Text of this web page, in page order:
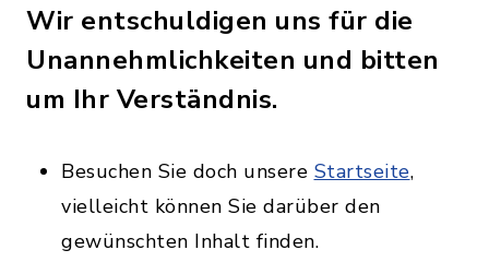
Wir entschuldigen uns für die
Unannehmlichkeiten und bitten
um Ihr Verständnis.
Besuchen Sie doch unsere Startseite,
vielleicht können Sie darüber den
gewünschten Inhalt finden.